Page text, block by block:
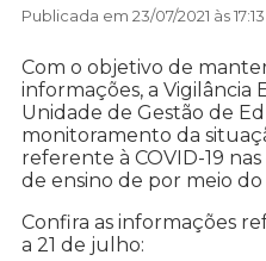
Publicada em 23/07/2021 às 17:13
Com o objetivo de
informações, a Vigilância
Unidade de Gestão de
monitoramento da
referente à COVID-19
de ensino de por meio
Confira as informações
a 21 de julho: